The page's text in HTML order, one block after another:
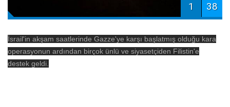
1 38
İsrail'in akşam saatlerinde Gazze'ye karşı başlatmış olduğu kara
operasyonun ardından birçok ünlü ve siyasetçiden Filistin'e
destek geldi.